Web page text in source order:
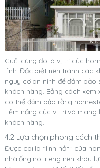
Cuối cùng đó là vị trí của
tĩnh. Đặc biệt nên tránh các
nguy cơ an ninh để đảm
khách hàng. Bằng cách xem
có thể đảm bảo rằng
tiềm năng của vị trí và mang
khách hàng.
4.2 Lựa chọn phong cách
Được coi là “linh hồn” của
nhà ống nói riêng nên khâu